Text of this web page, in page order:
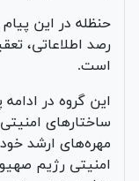
حنظله در این
رصد اطلاعاتی،
است.
این گروه در ادامه
ساختارهای
مهره‌های ارشد
امنیتی رژیم